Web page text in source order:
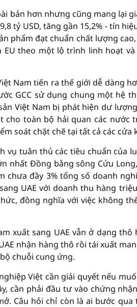
bản hơn nhưng cũng mang lại
tỷ USD, tăng gần 15,2% - tín
phẩm đạt chuẩn chất lượng
theo một lộ trình linh hoạt
Nam tiến ra thế giới dễ dàng
GCC sử dụng chung một hệ
Việt Nam bị phát hiện dư
toàn bộ hải quan các nước
soát chặt chẽ tại tất cả các cửa
vụ tuân thủ các tiêu chuẩn của
nhất Đồng bằng sông Cửu
chưa đầy 3% tổng số doanh
UAE với doanh thu hàng
đồng nghĩa với việc không
xuất sang UAE vẫn ở dạng
nhận hàng thô rồi tái xuất
chuỗi cung ứng.
Việt cần giải quyết nếu
cần phải đầu tư vào chứng
Câu hỏi chỉ còn là ai bước